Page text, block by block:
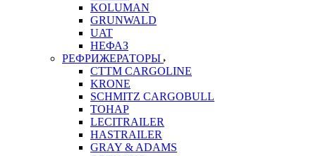
KOLUMAN
GRUNWALD
UAT
НЕФАЗ
РЕФРИЖЕРАТОРЫ
CTTM CARGOLINE
KRONE
SCHMITZ CARGOBULL
ТОНАР
LECITRAILER
HASTRAILER
GRAY & ADAMS